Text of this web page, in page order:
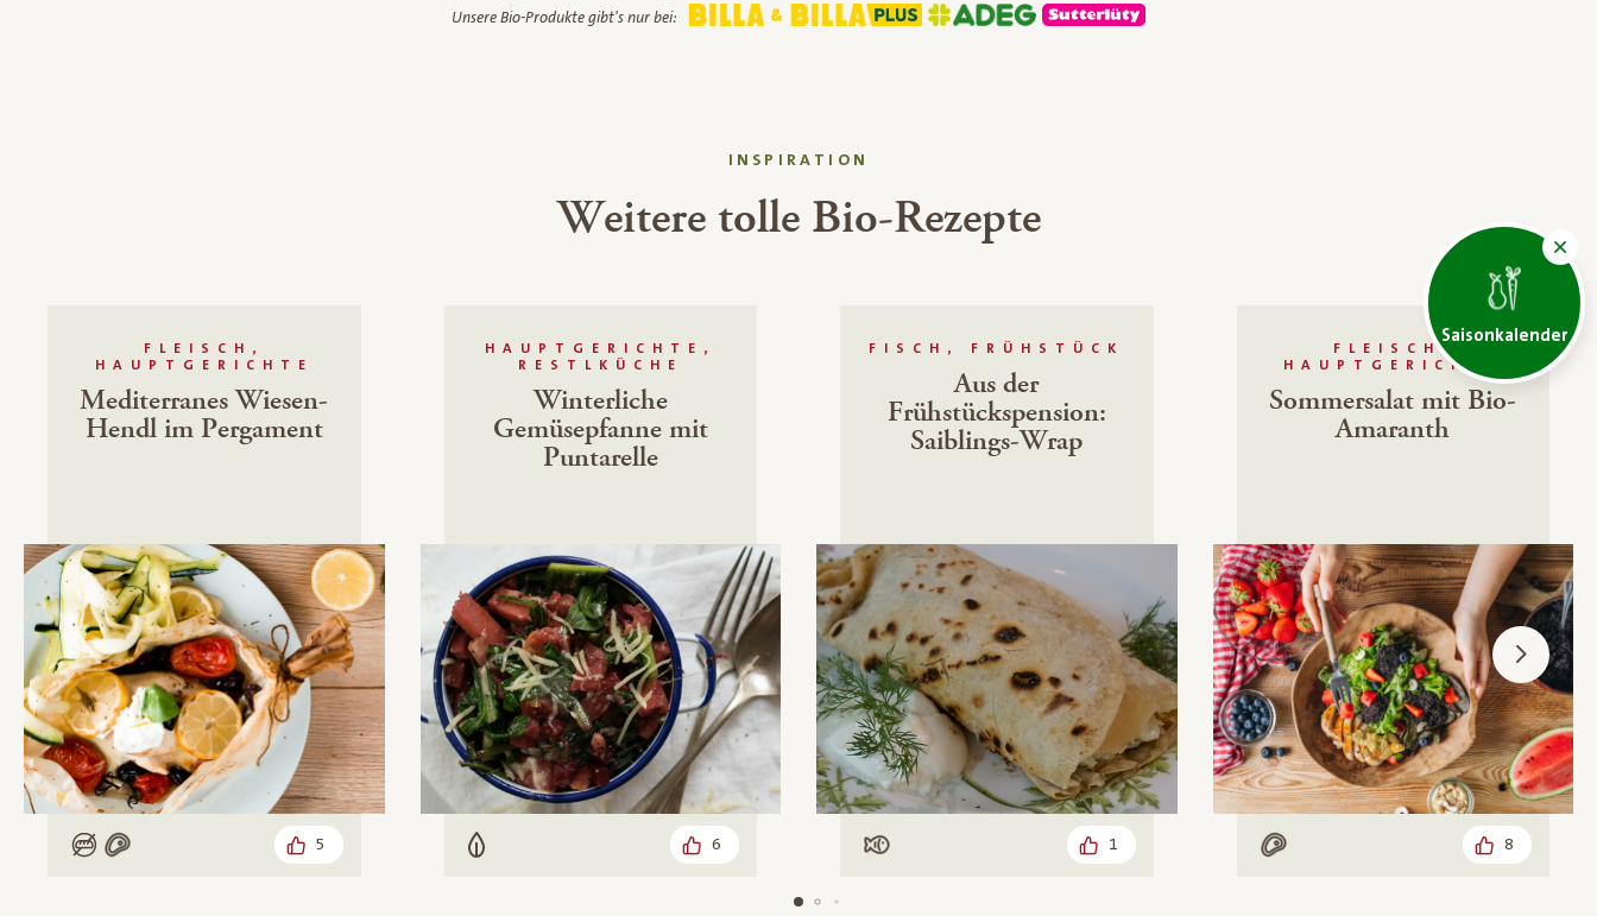
Saisonkalender
Unsere Bio-Produkte gibt's nur bei:
INSPIRATION
Weitere tolle Bio-Rezepte
FLEISCH,
HAUPTGERICHTE
Mediterranes Wiesen-
Hendl im Pergament
Low Carb
Mit Fleisch 5
HAUPTGERICHTE,
RESTLKÜCHE
Winterliche
Gemüsepfanne mit
Puntarelle
Vegetarisch 6
FISCH, FRÜHSTÜCK
Aus der
Frühstückspension:
Saiblings-Wrap
Mit Fisch 1
FLEISCH,
HAUPTGERICHTE
Sommersalat mit Bio-
Amaranth
Mit Fleisch 8